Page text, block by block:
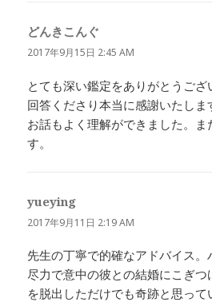
どんきこんぐ
り:
2017年9月15日 2:45 AM
とても深い鑑定をありがとうご
回答くださり本当に感謝いたし
お話もよく理解ができました。ま
す。
yueying
り:
2017年9月11日 2:19 AM
先生の丁寧で的確なアドバイス
尽力で意中の彼との結婚にこぎ
を脱出しただけでも奇跡と思っ